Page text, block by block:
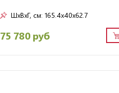
ШxВxГ, см: 165.4x40x62.7
75 780 руб